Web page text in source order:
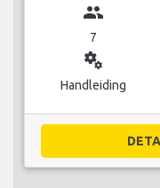
group
7
miscellaneous_services
Handleiding